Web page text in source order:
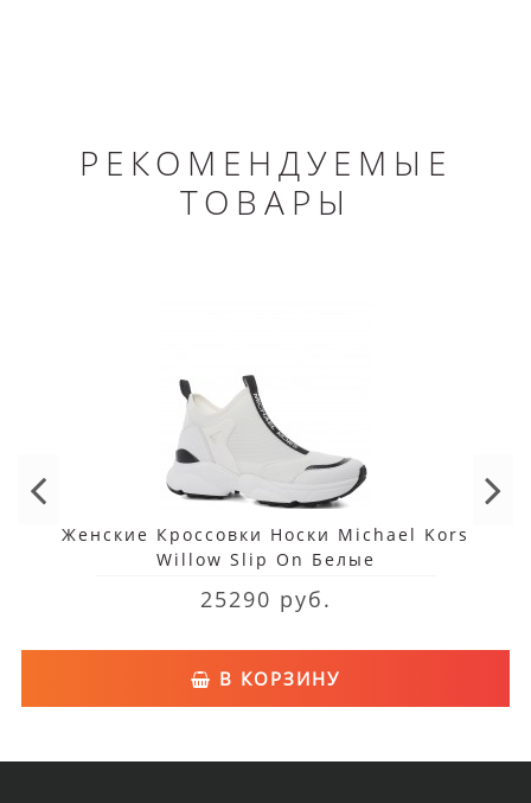
РЕКОМЕНДУЕМЫЕ
ТОВАРЫ
Женские Кроссовки Носки Michael Kors
Willow Slip On Белые
25290 руб.
В КОРЗИНУ